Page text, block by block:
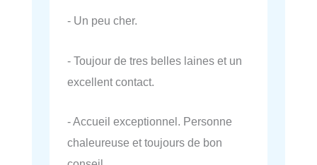
- Un peu cher.
- Toujour de tres belles laines et un
excellent contact.
- Accueil exceptionnel. Personne
chaleureuse et toujours de bon